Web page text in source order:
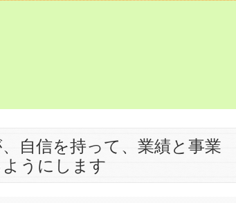
自信を持って、業績と事業
うにします